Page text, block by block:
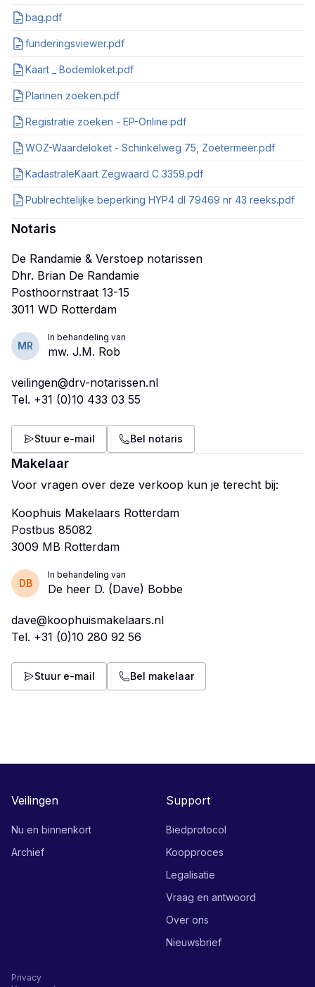
bag.pdf
funderingsviewer.pdf
Kaart _ Bodemloket.pdf
Plannen zoeken.pdf
Registratie zoeken - EP-Online.pdf
WOZ-Waardeloket - Schinkelweg 75, Zoetermeer.pdf
KadastraleKaart Zegwaard C 3359.pdf
Publrechtelijke beperking HYP4 dl 79469 nr 43 reeks.pdf
Notaris
De Randamie & Verstoep notarissen
Dhr. Brian De Randamie
Posthoornstraat 13-15
MR
In behandeling van
mw. J.M. Rob
veilingen@drv-notarissen.nl
Tel. +31 (0)10 433 03 55
Stuur e-mail Bel notaris
Makelaar
Voor vragen over deze verkoop kun je terecht bij:
Koophuis Makelaars Rotterdam
Postbus 85082
DB
In behandeling van
De heer D. (Dave) Bobbe
dave@koophuismakelaars.nl
Tel. +31 (0)10 280 92 56
Stuur e-mail Bel makelaar
Veilingen
Nu en binnenkort
Archief
Support
Biedprotocol
Koopproces
Legalisatie
Vraag en antwoord
Over ons
Nieuwsbrief
Privacy